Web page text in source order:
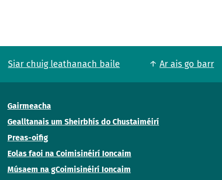
Siar chuig leathanach baile Ar ais go barr
Gairmeacha
Gealltanais um Sheirbhís do Chustaiméirí
Preas-oifig
Eolas faoi na Coimisinéirí Ioncaim
Músaem na gCoimisinéirí Ioncaim